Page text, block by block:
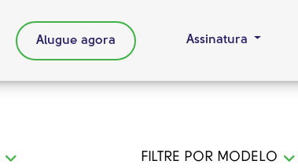
Alugue agora Assinatura
FILTRE POR MODELO